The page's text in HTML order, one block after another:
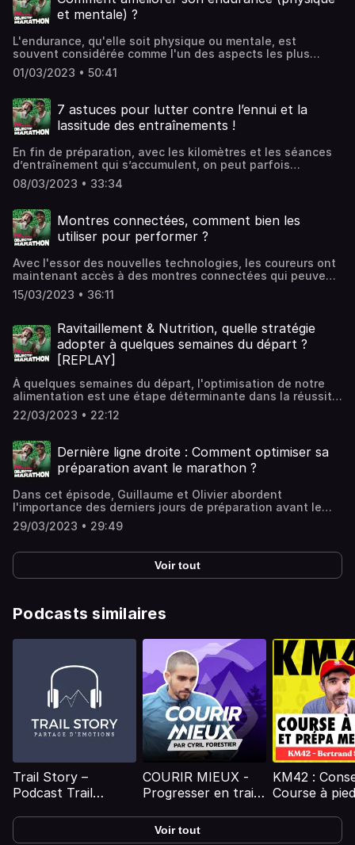
notre page facebook et instagram Hébergé par
Audiomeans. Visitez audiomeans.fr/politique-de-
et mentale) ?
L'endurance, qu'elle soit physique ou mentale, est
souvent considérée comme l'un des aspects les plus
importants sur marathon. Mais comment faire pour
booster son endurance ? Quelle planification
aujourd'hui ! Pour plus d'informations, rendez-vous sur
https://www.schneiderelectricparismarathon.com et sur
notre page facebook et instagram Hébergé par
confidentialite pour plus d'informations.
01/03/2023 • 50:41
7 astuces pour lutter contre l’ennui et la
lassitude des entraînements !
En fin de préparation, avec les kilomètres et les séances
d’entraînement qui s’accumulent, on peut parfois
ressentir une forme de lassitude ou d’ennui à s’entraîner.
Pourtant, cette dernière ligne droite est essentielle et il
Alors comment rester impliqué et motivé à s’entraîner?
C’est ce que nous allons voir aujourd’hui, c’est parti
!Hébergé par Audiomeans. Visitez
d'informations.
08/03/2023 • 33:34
Montres connectées, comment bien les
utiliser pour performer ?
Avec l'essor des nouvelles technologies, les coureurs ont
maintenant accès à des montres connectées qui peuvent
les aider à suivre leur performance et leur progression.
Dans cet épisode, nous allons vous aider à exploiter
parti ! Hébergé par Audiomeans. Visitez
audiomeans.fr/politique-de-confidentialite pour plus
d'informations.
15/03/2023 • 36:11
Ravitaillement & Nutrition, quelle stratégie
adopter à quelques semaines du départ ?
[REPLAY]
À quelques semaines du départ, l'optimisation de notre
alimentation est une étape déterminante dans la réussite
de notre marathon. C'est aussi le moment idéal pour
tester nos ravitaillements et savoir quelle stratégie
s'alimenter. Dans cet épisode, la nutritionniste et
ingénieure de recherche en nutrition et physiologie du
sport, Laurie-Anne MARQUET, nous partage les
plus d'informations, rendez-vous sur
https://www.schneiderelectricparismarathon.com et sur
notre page facebook et instagram Hébergé par
Audiomeans. Visitez audiomeans.fr/politique-de-
22/03/2023 • 22:12
Dernière ligne droite : Comment optimiser sa
préparation avant le marathon ?
Dans cet épisode, Guillaume et Olivier abordent
l'importance des derniers jours de préparation avant le
marathon et comment les optimiser pour maximiser votre
performance le jour de la course. Hébergé par
confidentialite pour plus d'informations.
29/03/2023 • 29:49
Voir tout
Podcasts similaires
Trail Story –
Podcast Trail
COURIR MIEUX -
Progresser en trail
Cyril Forestier
KM42 :
Course à
Voir tout